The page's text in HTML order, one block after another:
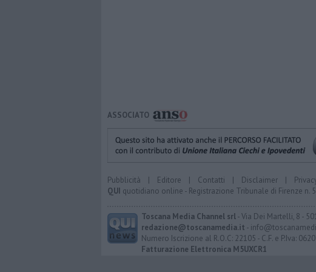
ASSOCIATO
Pubblicità | Editore | Contatti | Disclaimer |
QUI quotidiano online - Registrazione Tribunale di Firenze n.
Toscana Media Channel srl- Via Dei Martelli, 8 -
redazione@toscanamedia.it -
Numero Iscrizione al R.O.C: 22105 - C.F. e P.Iva:
Fatturazione Elettronica M5UXCR1